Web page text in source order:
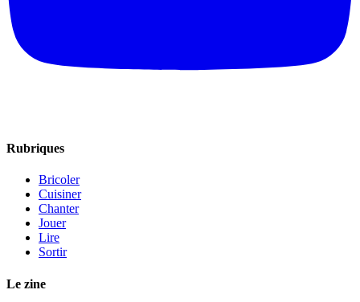
Rubriques
Bricoler
Cuisiner
Chanter
Jouer
Lire
Sortir
Le zine